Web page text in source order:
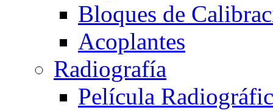
Bloques de
Acoplantes
Radiografía
Película